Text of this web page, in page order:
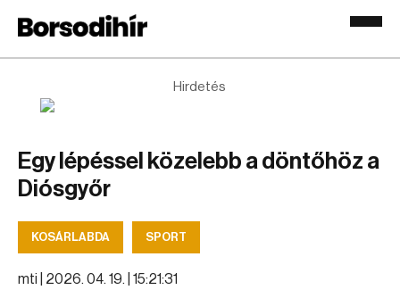
Hirdetés
Egy lépéssel közelebb a döntőhöz a
Diósgyőr
KOSÁRLABDA SPORT
mti | 2026. 04. 19. | 15:21:31